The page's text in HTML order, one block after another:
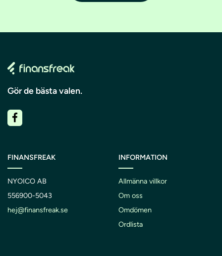
Gör de bästa valen.
FINANSFREAK
NYOICO AB
556900-5043
hej@finansfreak.se
INFORMATION
Allmänna villkor
Om oss
Omdömen
Ordlista